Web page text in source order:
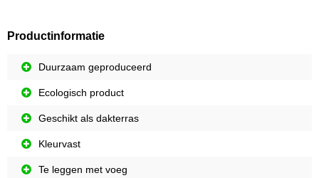
Productinformatie
Duurzaam geproduceerd
Ecologisch product
Geschikt als dakterras
Kleurvast
Te leggen met voeg